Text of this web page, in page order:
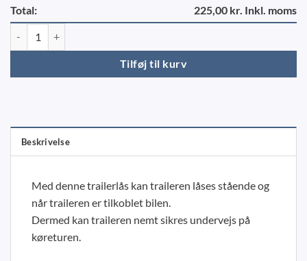
Total: 225,00 kr. Inkl. moms
Tilføj til kurv
Beskrivelse
Med denne trailerlås kan traileren låses stående og
når traileren er tilkoblet bilen.
Dermed kan traileren nemt sikres undervejs på
køreturen.